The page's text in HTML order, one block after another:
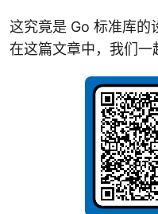
这究竟是 Go 标准库的
在这篇文章中，我们一